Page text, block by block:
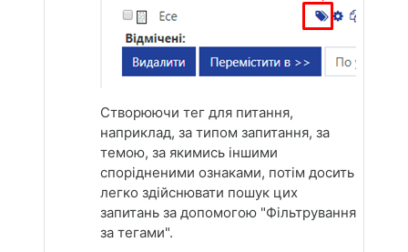
Створюючи тег для питання,
наприклад, за типом запитання, за
темою, за якимись іншими
спорідненими ознаками, потім досить
легко здійснювати пошук цих
запитань за допомогою "Фільтрування
за тегами".